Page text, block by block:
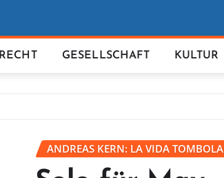
RECHT GESELLSCHAFT KULTUR
ANDREAS KERN: LA VIDA TOMBOLA